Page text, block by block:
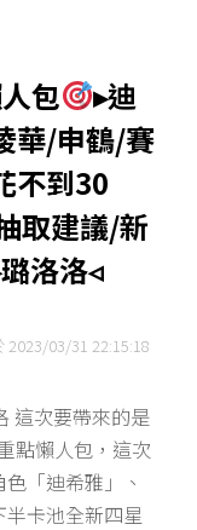
包
▸迪
華/申鶴/賽
不到30
取建議/新
洛洛◃
2023/03/31 22:15:18
這次要帶來的是
點懶人包，這次
「迪希雅」、
卡池全新四星